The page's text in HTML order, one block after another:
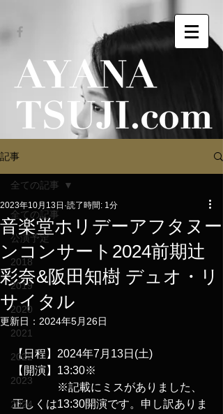
記事
全ての記事
公演予定
2018
2019
2020
2021
2022
2023
2024
全ての記事
音楽堂ホリデーアフタヌー
ンコンサート2024前期辻
彩奈&阪田知樹 デュオ・リ
サイタル
2023年10月13日 読了時間: 1分
更新日： 2024年5月26日
【日程】2024年7月13日(土)
【開演】13:30※
※記載にミスがありました、
正しくは13:30開演です。申し訳ありま